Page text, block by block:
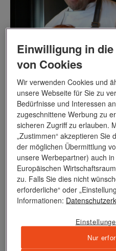
Einwilligung in
von Cookies
Wir verwenden Cookies und
unsere Webseite für Sie zu
Bedürfnisse und Interessen
zugeschnittene Werbung zu
sicheren Zugriff zu erlauben.
„Zustimmen“ akzeptieren Sie
der möglichen Übermittlung
unsere Werbepartner) auch
Europäischen
zu. Falls Sie dies nicht
erforderliche“ oder
Informationen:
Nur